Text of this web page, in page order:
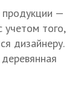
продукции —
учетом того,
дизайнеру.